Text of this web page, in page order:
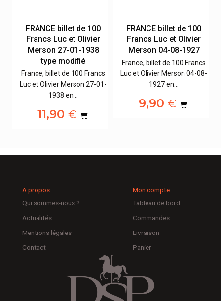
FRANCE billet de 100
Francs Luc et Olivier
Merson 27-01-1938
type modifié
France, billet de 100 Francs
Luc et Olivier Merson 27-01-
1938 en…
11,90 €
FRANCE billet de 100
Francs Luc et Olivier
Merson 04-08-1927
France, billet de 100 Francs
Luc et Olivier Merson 04-08-
1927 en…
9,90€
A propos
Qui sommes-nous ?
Actualités
Mentions légales
Contact
Mon compte
Tableau de bord
Commandes
Livraison
Panier